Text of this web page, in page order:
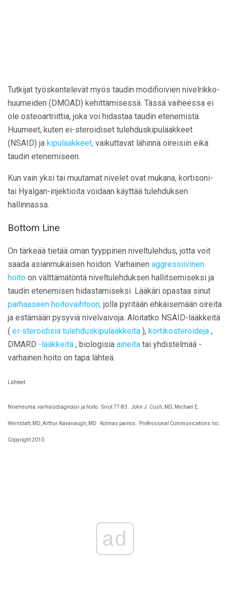
Tutkijat työskentelevät myös taudin modifioivien nivelrikko-
huumeiden (DMOAD) kehittämisessä. Tässä vaiheessa ei
ole osteoartriittia, joka voi hidastaa taudin etenemistä.
Huumeet, kuten ei-steroidiset tulehduskipulääkkeet
(NSAID) ja kipulääkkeet, vaikuttavat lähinnä oireisiin eikä
taudin etenemiseen.
Kun vain yksi tai muutamat nivelet ovat mukana, kortisoni-
tai Hyalgan-injektioita voidaan käyttää tulehduksen
hallinnassa.
Bottom Line
On tärkeää tietää oman tyyppinen niveltulehdus, jotta voit
saada asianmukaisen hoidon. Varhainen aggressiivinen
hoito on välttämätöntä niveltulehduksen hallitsemiseksi ja
taudin etenemisen hidastamiseksi. Lääkäri opastaa sinut
parhaaseen hoitovaihtoon, jolla pyritään ehkäisemään oireita
ja estämään pysyviä nivelvaivoja. Aloitatko NSAID-lääkkeitä
( ei-steroidisia tulehduskipulääkkeitä ), kortikosteroideja ,
DMARD -lääkkeitä , biologisia aineita tai yhdistelmää -
varhainen hoito on tapa lähteä.
Lähteet:
Nivelreuma: varhaisdiagnoosi ja hoito. Sivut 77-83. John J. Cush, MD, Michael E.
Weinblatt, MD, Arthur Kavanaugh, MD. Kolmas painos. Professional Communications Inc.
Copyright 2010.
ad